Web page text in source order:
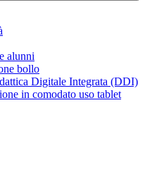
alunni
bollo
Digitale Integrata (DDI)
in comodato uso tablet